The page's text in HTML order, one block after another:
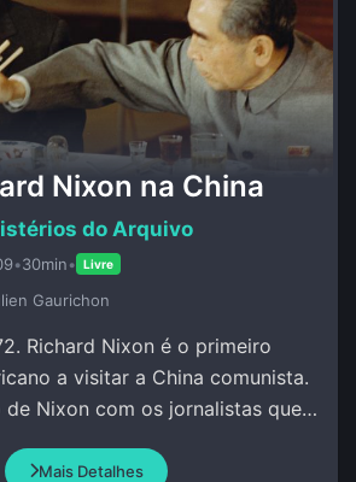
Nixon na China
do Arquivo
•30min• Livre
Gaurichon
Richard Nixon é o primeiro
a visitar a China comunista.
de Nixon com os jornalistas que
Mais Detalhes